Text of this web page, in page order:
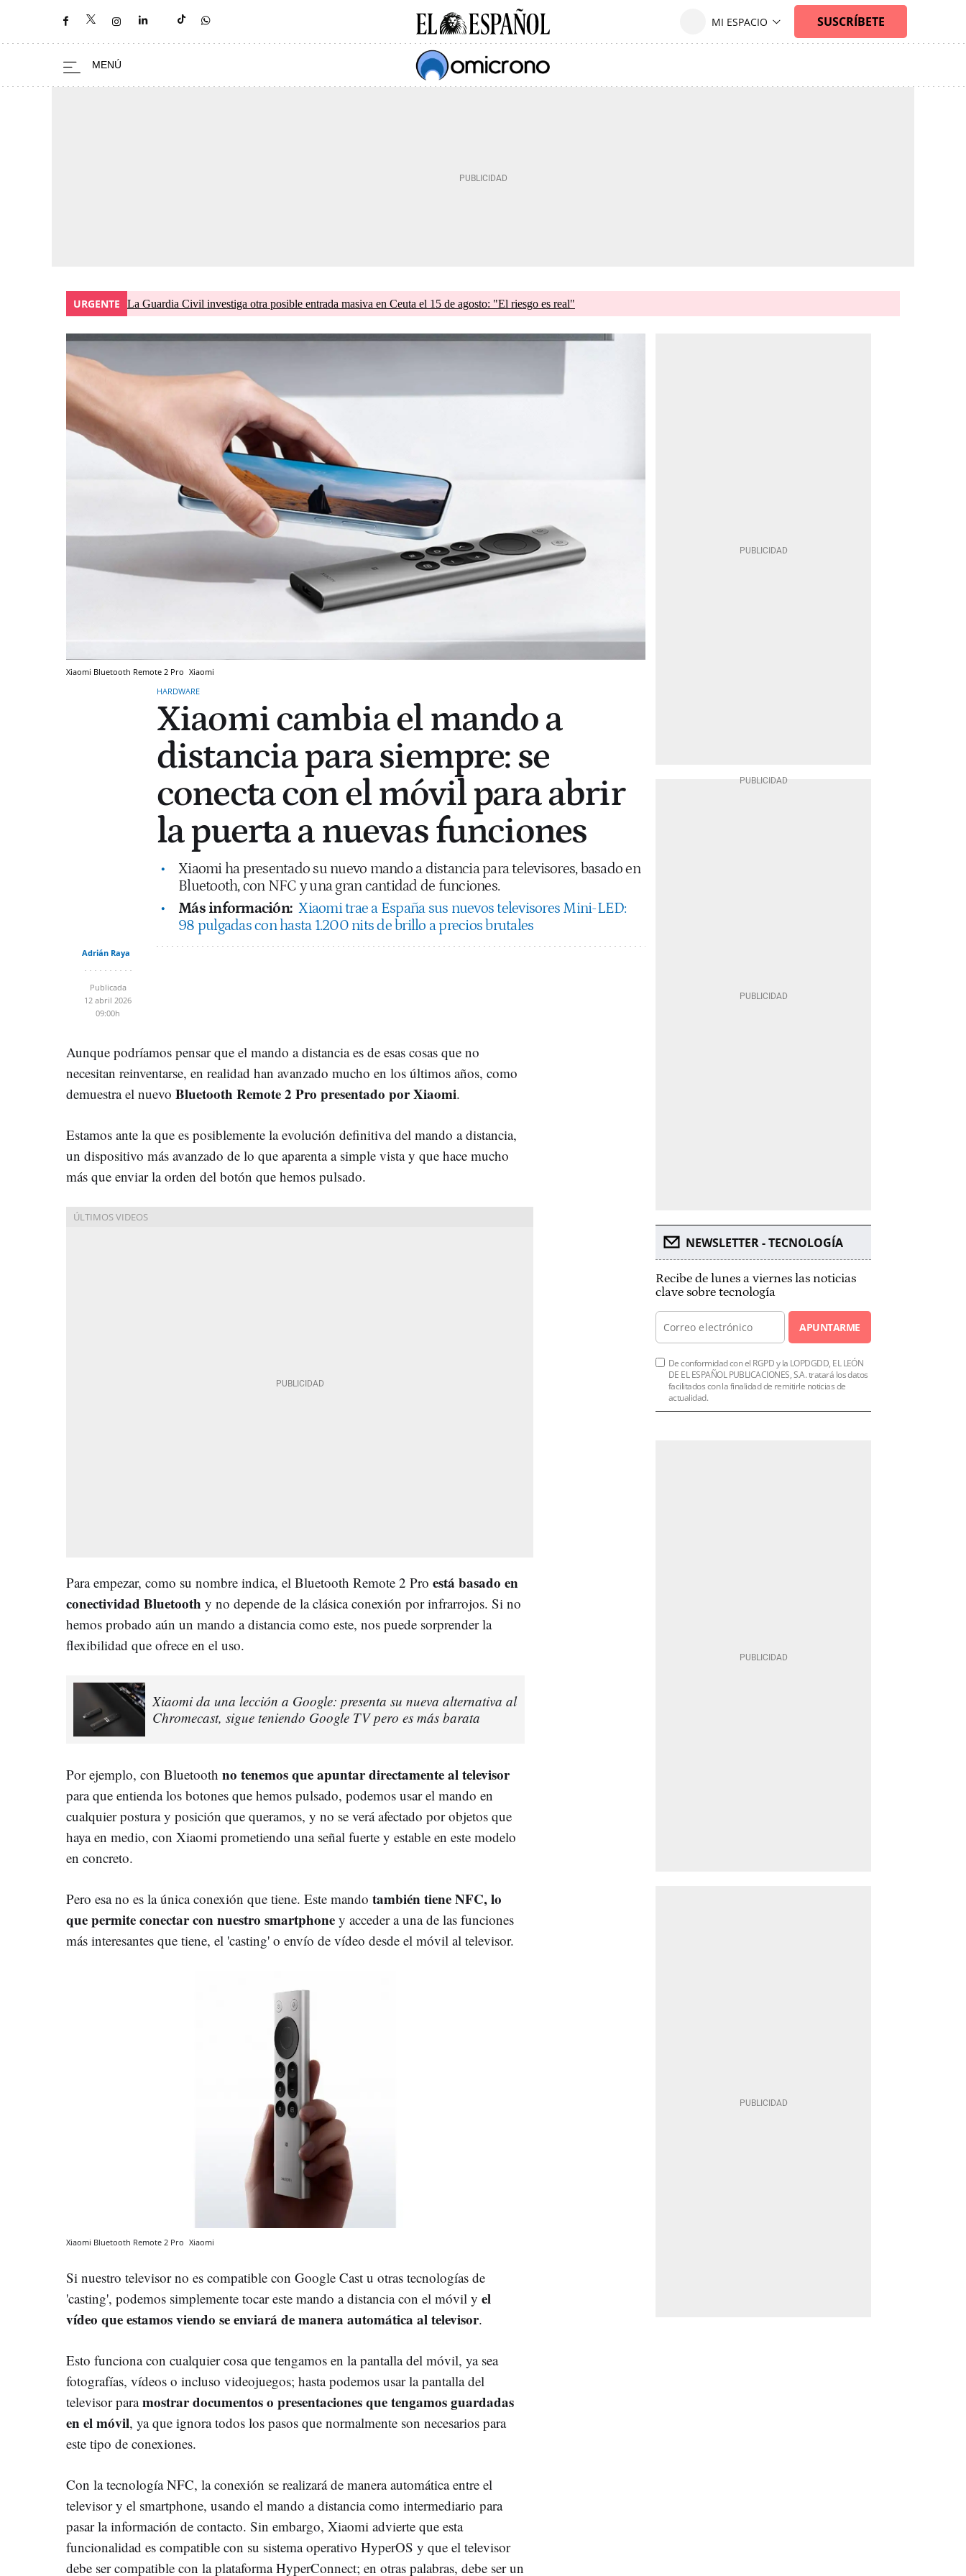
URGENTE La Guardia Civil investiga otra posible entrada masiva en Ceuta el 15 de agosto: "El riesgo es real"
Xiaomi Bluetooth Remote 2 Pro Xiaomi
HARDWARE
Xiaomi cambia el mando a
distancia para siempre: se
conecta con el móvil para abrir
la puerta a nuevas funciones
Xiaomi ha presentado su nuevo mando a distancia para televisores, basado en
Bluetooth, con NFC y una gran cantidad de funciones.
Más información: Xiaomi trae a España sus nuevos televisores Mini-LED:
98 pulgadas con hasta 1.200 nits de brillo a precios brutales
Adrián Raya
Publicada
12 abril 2026
09:00h
Aunque podríamos pensar que el mando a distancia es de esas cosas que no
necesitan reinventarse, en realidad han avanzado mucho en los últimos años, como
demuestra el nuevo Bluetooth Remote 2 Pro presentado por Xiaomi.
Estamos ante la que es posiblemente la evolución definitiva del mando a distancia,
un dispositivo más avanzado de lo que aparenta a simple vista y que hace mucho
más que enviar la orden del botón que hemos pulsado.
Para empezar, como su nombre indica, el Bluetooth Remote 2 Pro está basado en
conectividad Bluetooth y no depende de la clásica conexión por infrarrojos. Si no
hemos probado aún un mando a distancia como este, nos puede sorprender la
flexibilidad que ofrece en el uso.
Xiaomi da una lección a Google: presenta su nueva alternativa al
Chromecast, sigue teniendo Google TV pero es más barata
Por ejemplo, con Bluetooth no tenemos que apuntar directamente al televisor
para que entienda los botones que hemos pulsado, podemos usar el mando en
cualquier postura y posición que queramos, y no se verá afectado por objetos que
haya en medio, con Xiaomi prometiendo una señal fuerte y estable en este modelo
en concreto.
Pero esa no es la única conexión que tiene. Este mando también tiene NFC, lo
que permite conectar con nuestro smartphone y acceder a una de las funciones
más interesantes que tiene, el 'casting' o envío de vídeo desde el móvil al televisor.
Xiaomi Bluetooth Remote 2 Pro Xiaomi
Si nuestro televisor no es compatible con Google Cast u otras tecnologías de
'casting', podemos simplemente tocar este mando a distancia con el móvil y el
vídeo que estamos viendo se enviará de manera automática al televisor.
Esto funciona con cualquier cosa que tengamos en la pantalla del móvil, ya sea
fotografías, vídeos o incluso videojuegos; hasta podemos usar la pantalla del
televisor paramostrar documentos o presentaciones que tengamos guardadas
en el móvil, ya que ignora todos los pasos que normalmente son necesarios para
este tipo de conexiones.
Con la tecnología NFC, la conexión se realizará de manera automática entre el
televisor y el smartphone, usando el mando a distancia como intermediario para
pasar la información de contacto. Sin embargo, Xiaomi advierte que esta
funcionalidad es compatible con su sistema operativo HyperOS y que el televisor
debe ser compatible con la plataforma HyperConnect; en otras palabras, debe ser un
NEWSLETTER - TECNOLOGÍA
Recibe de lunes a viernes las noticias
clave sobre tecnología
APUNTARME
De conformidad con el RGPD y la LOPDGDD, EL LEÓN
DE EL ESPAÑOL PUBLICACIONES, S.A. tratará los datos
facilitados con la finalidad de remitirle noticias de
actualidad.